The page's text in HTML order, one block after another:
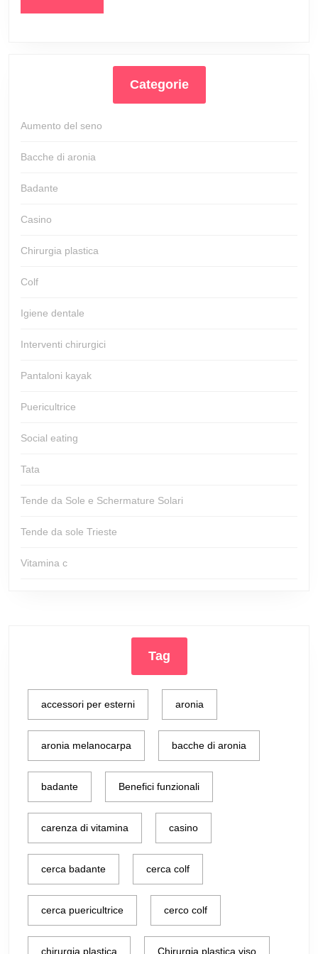
nostro
benessere
Categorie
Aumento del seno
Bacche di aronia
Badante
Casino
Chirurgia plastica
Colf
Igiene dentale
Interventi chirurgici
Pantaloni kayak
Puericultrice
Social eating
Tata
Tende da Sole e Schermature Solari
Tende da sole Trieste
Vitamina c
Tag
accessori per esterni aronia
aronia melanocarpa bacche di aronia
badante Benefici funzionali
carenza di vitamina casino
cerca badante cerca colf
cerca puericultrice cerco colf
chirurgia plastica Chirurgia plastica viso